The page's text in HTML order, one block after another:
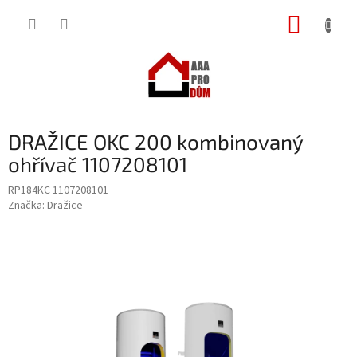
DRAŽICE OKC 200 kombinovaný
ohřívač 1107208101
RP184KC 1107208101
Značka: Dražice